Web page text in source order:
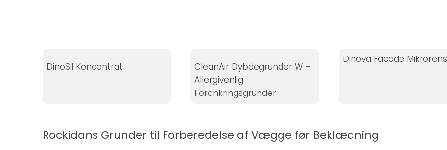
DinoSil Koncentrat
CleanAir Dybdegrunder W –
Allergivenlig
Forankringsgrunder
Dinova Facade Mikrorens
Rockidans Grunder til Forberedelse af Vægge før Beklædning
Oplevelse
dit besøg.